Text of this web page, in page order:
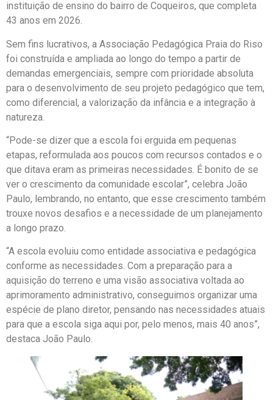
instituição de ensino do bairro de Coqueiros, que completa
43 anos em 2026.
Sem fins lucrativos, a Associação Pedagógica Praia do Riso
foi construída e ampliada ao longo do tempo a partir de
demandas emergenciais, sempre com prioridade absoluta
para o desenvolvimento de seu projeto pedagógico que tem,
como diferencial, a valorização da infância e a integração à
natureza.
“Pode-se dizer que a escola foi erguida em pequenas
etapas, reformulada aos poucos com recursos contados e o
que ditava eram as primeiras necessidades. É bonito de se
ver o crescimento da comunidade escolar”, celebra João
Paulo, lembrando, no entanto, que esse crescimento também
trouxe novos desafios e a necessidade de um planejamento
a longo prazo.
“A escola evoluiu como entidade associativa e pedagógica
conforme as necessidades. Com a preparação para a
aquisição do terreno e uma visão associativa voltada ao
aprimoramento administrativo, conseguimos organizar uma
espécie de plano diretor, pensando nas necessidades atuais
para que a escola siga aqui por, pelo menos, mais 40 anos”,
destaca João Paulo.